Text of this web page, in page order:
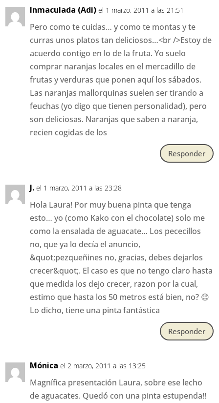
Inmaculada (Adi) el 1 marzo, 2011 a las 21:51
Pero como te cuidas… y como te montas y te
curras unos platos tan deliciosos…<br />Estoy de
acuerdo contigo en lo de la fruta. Yo suelo
comprar naranjas locales en el mercadillo de
frutas y verduras que ponen aquí los sábados.
Las naranjas mallorquinas suelen ser tirando a
feuchas (yo digo que tienen personalidad), pero
son deliciosas. Naranjas que saben a naranja,
recien cogidas de los
Responder
J. el 1 marzo, 2011 a las 23:28
Hola Laura! Por muy buena pinta que tenga
esto… yo (como Kako con el chocolate) solo me
como la ensalada de aguacate… Los pececillos
no, que ya lo decía el anuncio,
&quot;pezqueñines no, gracias, debes dejarlos
crecer&quot;. El caso es que no tengo claro hasta
que medida los dejo crecer, razon por la cual,
estimo que hasta los 50 metros está bien, no? 😉
Lo dicho, tiene una pinta fantástica
Responder
Mónica el 2 marzo, 2011 a las 13:25
Magnífica presentación Laura, sobre ese lecho
de aguacates. Quedó con una pinta estupenda!!